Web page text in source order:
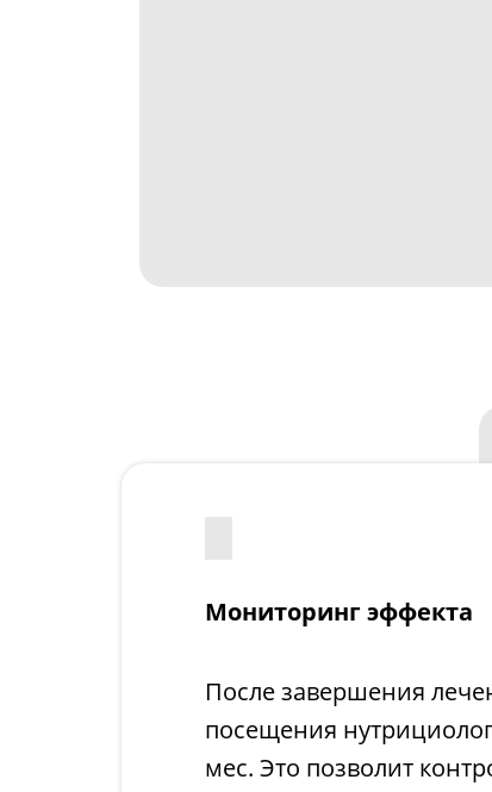
Мониторинг эффекта
После завершения
посещения
мес. Это позволит